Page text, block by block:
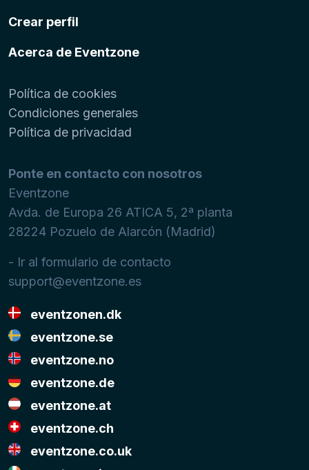
Crear perfil
Acerca de Eventzone
Política de cookies
Condiciones generales
Política de privacidad
Ponte en contacto con nosotros
Eventzone
Avda. de Europa 26 ATICA 5, 2ª planta
28224 Pozuelo de Alarcón (Madrid)
- Ir al formulario de contacto
support@eventzone.es
eventzonen.dk
eventzone.se
eventzone.no
eventzone.de
eventzone.at
eventzone.ch
eventzone.co.uk